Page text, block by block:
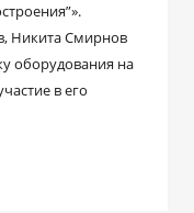
Никита Смирнов
оборудования на
в его